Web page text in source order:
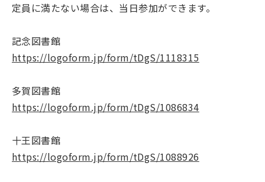
定員に満たない場合は、当日参加ができます。
記念図書館
https://logoform.jp/form/tDgS/1118315
多賀図書館
https://logoform.jp/form/tDgS/1086834
十王図書館
https://logoform.jp/form/tDgS/1088926